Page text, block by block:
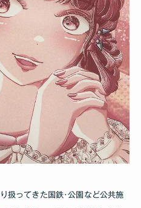
扱ってきた国鉄･公園など公共施